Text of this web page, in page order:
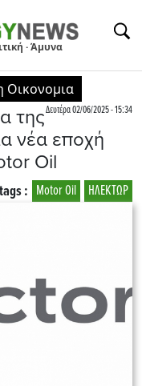
· Άμυνα
Οικονομια
Δευτέρα 02/06/2025 - 15:34
της
νέα εποχή
Oil
ΗΛΕΚΤΩΡ
Motor Oil
tags :